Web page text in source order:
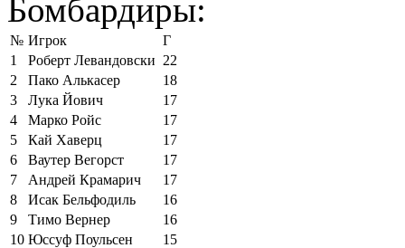
Бомбардиры:
№ Игрок
Г
1
Роберт Левандовски 22
2
Пако Алькасер
18
3
Лука Йович
17
4
Марко Ройс
17
5
Кай Хаверц
17
6
Ваутер Вегорст
17
7
Андрей Крамарич
17
8
Исак Бельфодиль
16
9
Тимо Вернер
16
10 Юссуф Поульсен
15